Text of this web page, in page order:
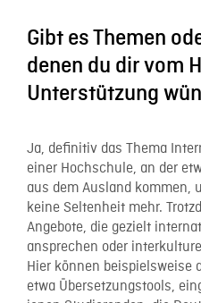
Gibt es Themen
denen du dir vom
Unterstützung
Ja, definitiv das Thema
einer Hochschule, an der
aus dem Ausland kommen,
keine Seltenheit mehr.
Angebote, die gezielt
ansprechen oder
Hier können beispielsweise
etwa Übersetzungstools,